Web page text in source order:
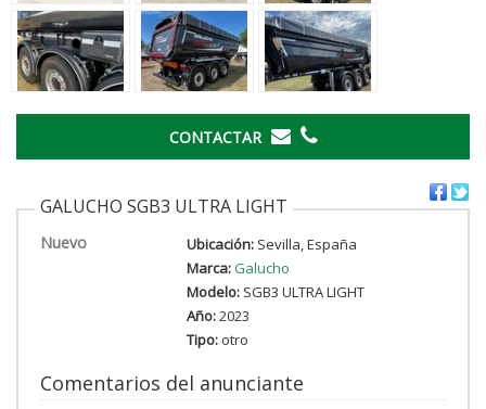
CONTACTAR
GALUCHO SGB3 ULTRA LIGHT
Nuevo Ubicación:Sevilla, España
Marca:Galucho
Modelo:SGB3 ULTRA LIGHT
Año:2023
Tipo:otro
Comentarios del anunciante